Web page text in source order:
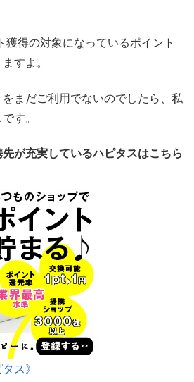
獲得の対象になっているポイント
すよ。
まだご利用でないのでしたら、私
す。
が充実しているハピタスはこちら
ス》